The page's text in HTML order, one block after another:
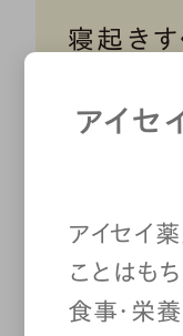
寝起きす
「油の切
状態にな
アイセ
アイセイ
ことはも
食事・栄